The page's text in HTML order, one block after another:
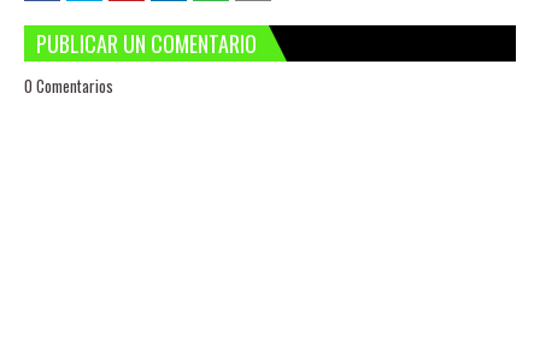
PUBLICAR UN COMENTARIO
0 Comentarios